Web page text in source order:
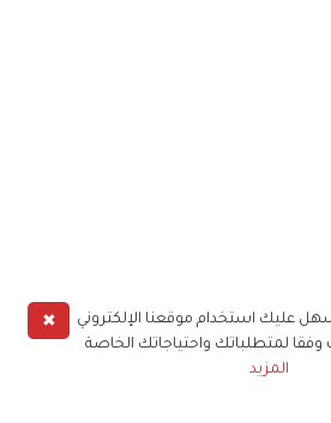
✖
عليك استخدام موقعنا الإلكتروني
وفقا لمتطلباتك واحتياجاتك الخاصة
المزيد